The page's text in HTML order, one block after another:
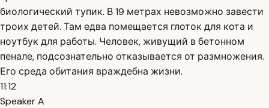
биологический тупик. В 19 метрах невозможно завести
троих детей. Там едва помещается глоток для кота и
ноутбук для работы. Человек, живущий в бетонном
пенале, подсознательно отказывается от размножения.
Его среда обитания враждебна жизни.
11:12
Speaker A